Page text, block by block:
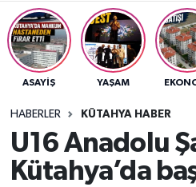
ASAYIŞ YAŞAM
HABERLER KÜTAHYA HABER
U16 Anadolu
Kütahya’da
Asayiş
Aslanapa
Bölge
Çavdarhisar
Trafik Durumu
Süper Lig Puan Durumu
Son Dakika Haberleri
Haber Arşivi